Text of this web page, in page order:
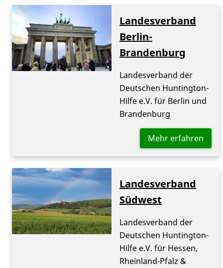
Landesverband
Berlin-
Brandenburg
Landesverband der
Deutschen Huntington-
Hilfe e.V. für Berlin und
Brandenburg
Mehr erfahren
Landesverband
Südwest
Landesverband der
Deutschen Huntington-
Hilfe e.V. für Hessen,
Rheinland-Pfalz &